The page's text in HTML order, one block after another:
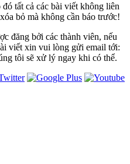
tất cả các bài viết không liên
bỏ mà không cần báo trước!
đăng bởi các thành viên, nếu
viết xin vui lòng gửi email tới:
tôi sẽ xử lý ngay khi có thể.